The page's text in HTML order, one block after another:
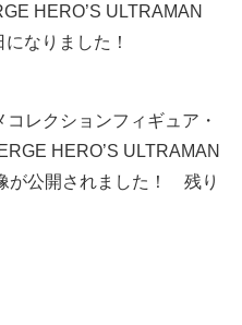
HERO’S ULTRAMAN
なりました！
コレクションフィギュア・
HERO’S ULTRAMAN
が公開されました！ 残り